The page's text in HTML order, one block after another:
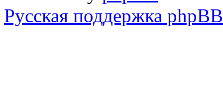
Русская поддержка phpBB